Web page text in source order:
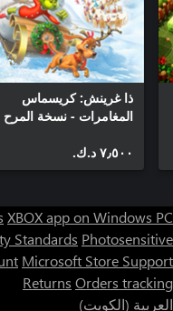
ذا غرينش: كريسماس
المغامرات - نسخة المرح
٧٫٥٠٠ د.ك.‏
XBOX app on Windows PC
Standards Photosensitive
Microsoft Store Support
Returns Orders tracking
العربية (الكويت)